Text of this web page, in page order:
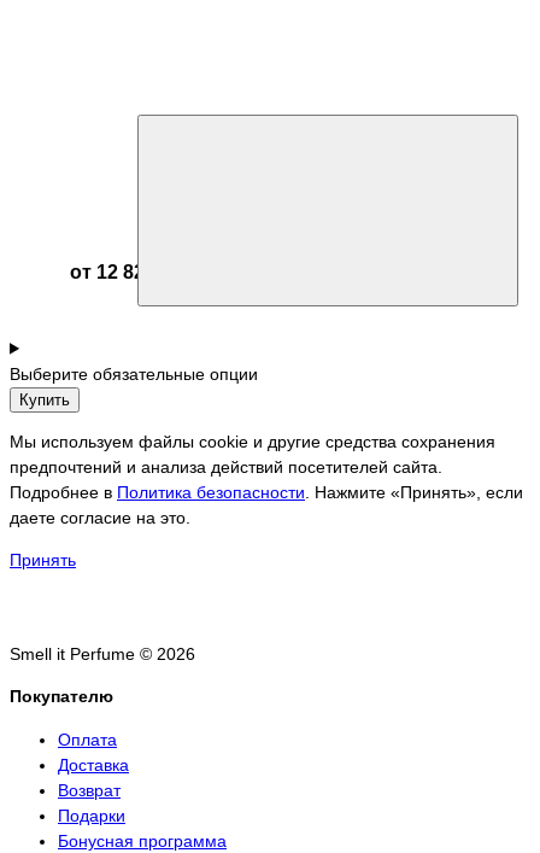
от 12 821 ₽
Выберите обязательные опции
Купить
Мы используем файлы cookie и другие средства сохранения
предпочтений и анализа действий посетителей сайта.
Подробнее в Политика безопасности . Нажмите «Принять», если
даете согласие на это.
Принять
Smell it Perfume © 2026
Покупателю
Оплата
Доставка
Возврат
Подарки
Бонусная программа